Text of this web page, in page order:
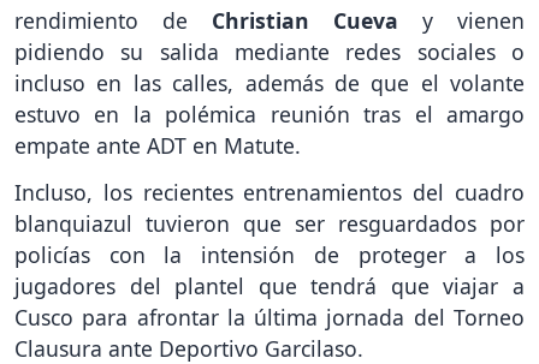
rendimiento de Christian Cueva y vienen
pidiendo su salida mediante redes sociales o
incluso en las calles, además de que el volante
estuvo en la polémica reunión tras el amargo
empate ante ADT en Matute.
Incluso, los recientes entrenamientos del cuadro
blanquiazul tuvieron que ser resguardados por
policías con la intensión de proteger a los
jugadores del plantel que tendrá que viajar a
Cusco para afrontar la última jornada del Torneo
Clausura ante Deportivo Garcilaso.